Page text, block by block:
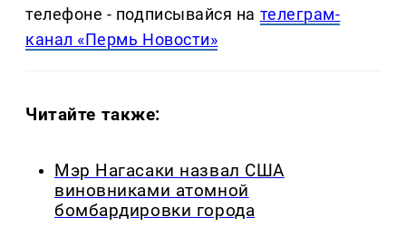
телефоне - подписывайся на телеграм-
канал «Пермь Новости»
Читайте также:
Мэр Нагасаки назвал США
виновниками атомной
бомбардировки города